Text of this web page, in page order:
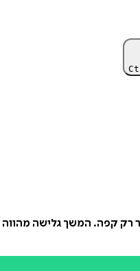
רק קפה. המשך גלישה מהווה